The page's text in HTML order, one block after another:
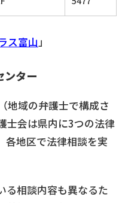
ス富山」
ンター
地域の弁護士で構成さ
士会は県内に3つの法律
各地区で法律相談を実
る相談内容も異なるた